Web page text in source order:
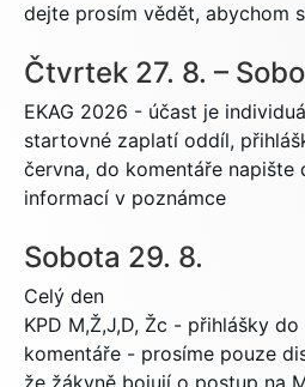
dejte prosím vědět, abychom
Čtvrtek 27. 8. –
EKAG 2026 - účast je
startovné zaplatí oddíl,
června, do komentáře napište
informací v poznámce
Sobota 29. 8.
Celý den
KPD M,Ž,J,D, Žc - přihlášky
komentáře - prosíme pouze
že žákyně bojují o postup na